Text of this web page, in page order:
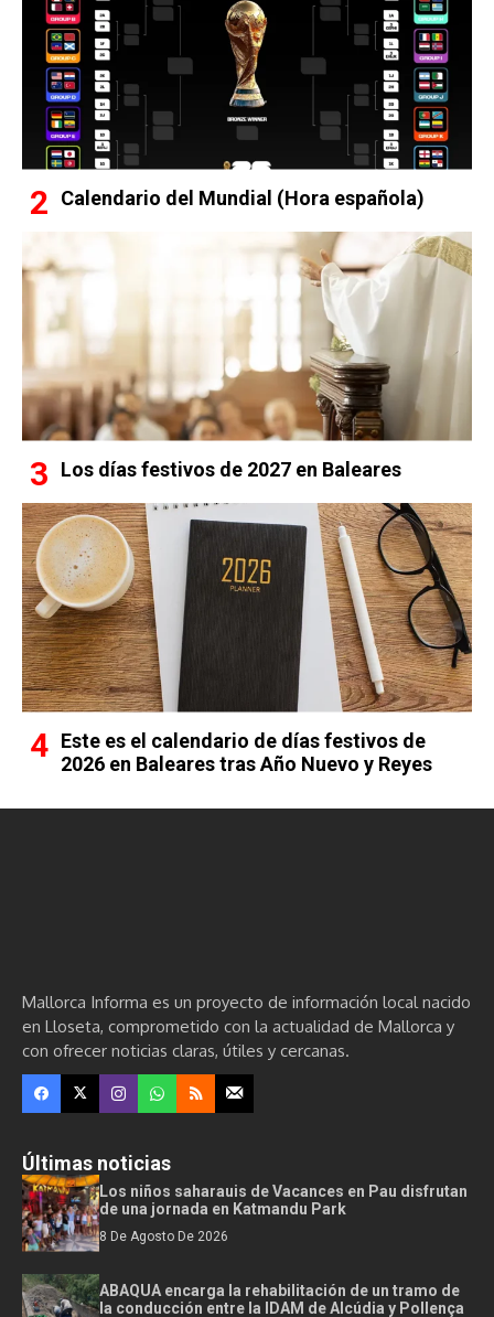
Calendario del Mundial (Hora española)
Los días festivos de 2027 en Baleares
Este es el calendario de días festivos de
2026 en Baleares tras Año Nuevo y Reyes
Mallorca Informa es un proyecto de información local nacido
en Lloseta, comprometido con la actualidad de Mallorca y
con ofrecer noticias claras, útiles y cercanas.
Últimas noticias
Los niños saharauis de Vacances en Pau disfrutan
de una jornada en Katmandu Park
8 De Agosto De 2026
ABAQUA encarga la rehabilitación de un tramo de
la conducción entre la IDAM de Alcúdia y Pollença